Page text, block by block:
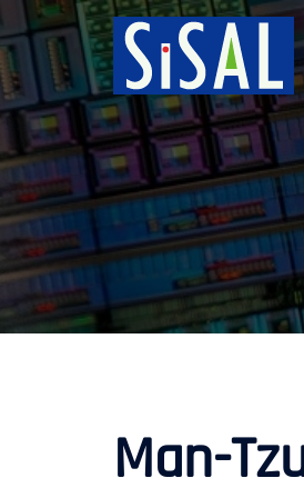
至
主
要
容
Man-